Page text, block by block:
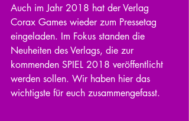
Auch im Jahr 2018 hat der Verlag
Corax Games wieder zum Pressetag
eingeladen. Im Fokus standen die
Neuheiten des Verlags, die zur
kommenden SPIEL 2018 veröffentlicht
werden sollen. Wir haben hier das
wichtigste für euch zusammengefasst.